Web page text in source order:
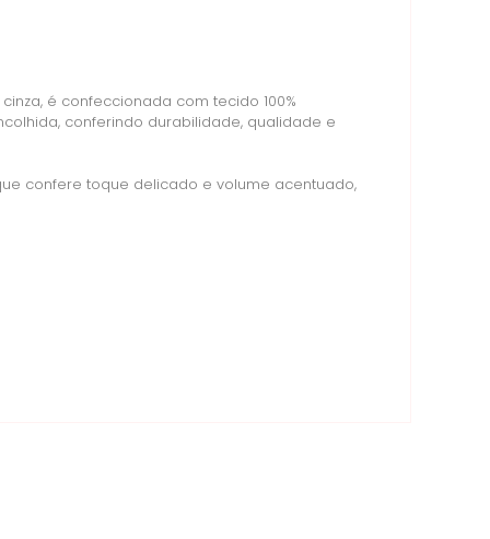
é confeccionada com tecido 100%
conferindo durabilidade, qualidade e
confere toque delicado e volume acentuado,